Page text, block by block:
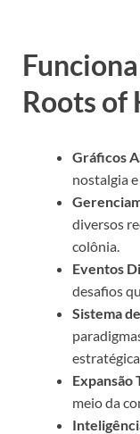
Roots of
Gráficos
nostalgia
diversos
colônia.
Eventos
desafios
Sistema
meio da